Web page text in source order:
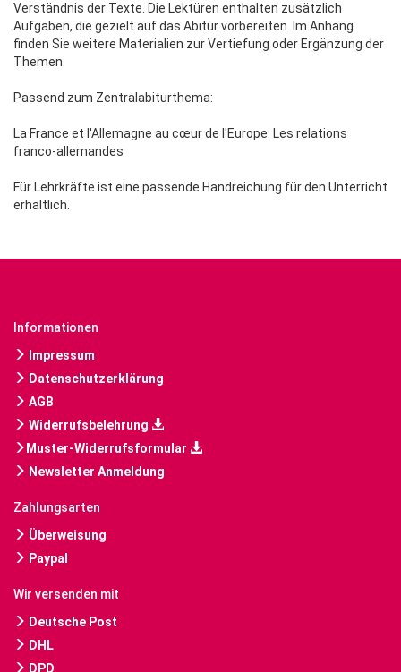
Verständnis der Texte. Die Lektüren enthalten zusätzlich
Aufgaben, die gezielt auf das Abitur vorbereiten. Im Anhang
finden Sie weitere Materialien zur Vertiefung oder Ergänzung der
Themen.
Passend zum Zentralabiturthema:
La France et l'Allemagne au cœur de l'Europe: Les relations
franco-allemandes
Für Lehrkräfte ist eine passende Handreichung für den Unterricht
erhältlich.
Informationen
Impressum
Datenschutzerklärung
AGB
Widerrufsbelehrung
Muster-Widerrufsformular
Newsletter Anmeldung
Zahlungsarten
Überweisung
Paypal
Wir versenden mit
Deutsche Post
DHL
DPD